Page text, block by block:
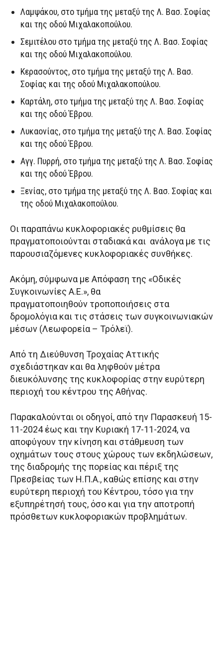
Λαμψάκου, στο τμήμα της μεταξύ της Λ. Βασ. Σοφίας
και της οδού Μιχαλακοπούλου.
Σεμιτέλου στο τμήμα της μεταξύ της Λ. Βασ. Σοφίας
και της οδού Μιχαλακοπούλου.
Κερασούντος, στο τμήμα της μεταξύ της Λ. Βασ.
Σοφίας και της οδού Μιχαλακοπούλου.
Καρτάλη, στο τμήμα της μεταξύ της Λ. Βασ. Σοφίας
και της οδού Έβρου.
Λυκαονίας, στο τμήμα της μεταξύ της Λ. Βασ. Σοφίας
και της οδού Έβρου.
Αγγ. Πυρρή, στο τμήμα της μεταξύ της Λ. Βασ. Σοφίας
και της οδού Έβρου.
Ξενίας, στο τμήμα της μεταξύ της Λ. Βασ. Σοφίας και
της οδού Μιχαλακοπούλου.
Οι παραπάνω κυκλοφοριακές ρυθμίσεις θα
πραγματοποιούνται σταδιακά και ανάλογα με τις
παρουσιαζόμενες κυκλοφοριακές συνθήκες.
Ακόμη, σύμφωνα με Απόφαση της «Οδικές
Συγκοινωνίες Α.Ε.», θα
πραγματοποιηθούν τροποποιήσεις στα
δρομολόγια και τις στάσεις των συγκοινωνιακών
μέσων (Λεωφορεία – Τρόλεϊ).
Από τη Διεύθυνση Τροχαίας Αττικής
σχεδιάστηκαν και θα ληφθούν μέτρα
διευκόλυνσης της κυκλοφορίας στην ευρύτερη
περιοχή του κέντρου της Αθήνας.
Παρακαλούνται οι οδηγοί, από την Παρασκευή 15-
11-2024 έως και την Κυριακή 17-11-2024, να
αποφύγουν την κίνηση και στάθμευση των
οχημάτων τους στους χώρους των εκδηλώσεων,
της διαδρομής της πορείας και πέριξ της
Πρεσβείας των Η.Π.Α., καθώς επίσης και στην
ευρύτερη περιοχή του Κέντρου, τόσο για την
εξυπηρέτησή τους, όσο και για την αποτροπή
πρόσθετων κυκλοφοριακών προβλημάτων.